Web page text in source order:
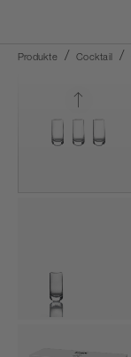
Produkte Cocktail